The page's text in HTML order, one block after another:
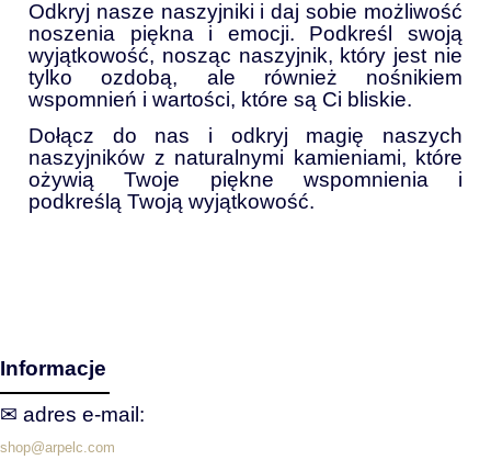
Odkryj nasze naszyjniki i daj sobie możliwość
noszenia piękna i emocji. Podkreśl swoją
wyjątkowość, nosząc naszyjnik, który jest nie
tylko ozdobą, ale również nośnikiem
wspomnień i wartości, które są Ci bliskie.
Dołącz do nas i odkryj magię naszych
naszyjników z naturalnymi kamieniami, które
ożywią Twoje piękne wspomnienia i
podkreślą Twoją wyjątkowość.
Informacje
✉ adres e‑mail:
shop@arpelc.com